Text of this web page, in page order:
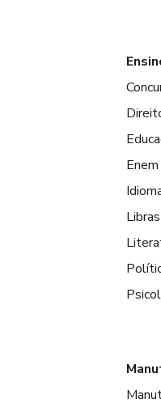
Enem
Libras